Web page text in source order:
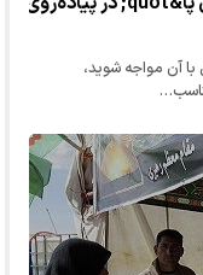
آن مواجه شوید،